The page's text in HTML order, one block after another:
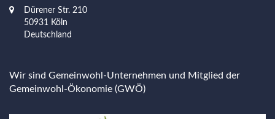
Dürener Str. 210
50931 Köln
Deutschland
Wir sind Gemeinwohl-Unternehmen und Mitglied der
Gemeinwohl-Ökonomie (GWÖ)